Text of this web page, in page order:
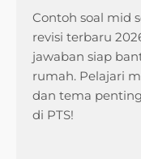
Contoh soal mid
revisi terbaru
jawaban siap
rumah. Pelajari
dan tema
di PTS!